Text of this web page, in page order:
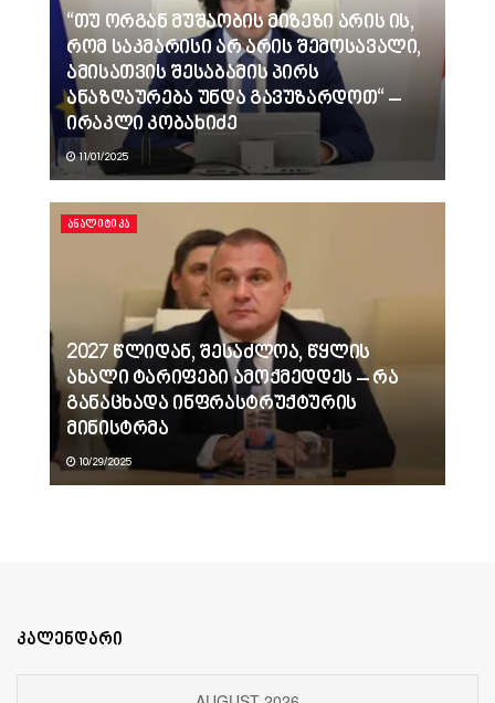
“თუ ორგან მუშაობის მიზეზი არის ის,
რომ საკმარისი არ არის შემოსავალი,
ამისათვის შესაბამის პირს
ანაზღაურება უნდა გავუზარდოთ“ –
ირაკლი კობახიძე
11/01/2025
ᲐᲜᲐᲚᲘᲢᲘᲙᲐ
2027 წლიდან, შესაძლოა, წყლის
ახალი ტარიფები ამოქმედდეს – რა
განაცხადა ინფრასტრუქტურის
მინისტრმა
10/29/2025
კალენდარი